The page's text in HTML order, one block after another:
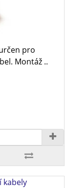
pro
Montáž ..
kabely